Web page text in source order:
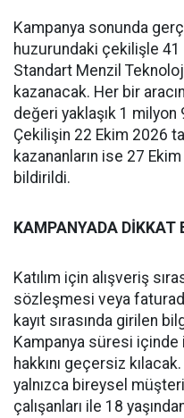
Kampanya sonunda
huzurundaki çekilişle 41
Standart Menzil
kazanacak. Her bir
değeri yaklaşık 1 milyon
Çekilişin 22 Ekim 2026
kazananların ise 27
bildirildi.
KAMPANYADA DİKKAT
Katılım için alışveriş
sözleşmesi veya
kayıt sırasında girilen
Kampanya süresi
hakkını geçersiz
yalnızca bireysel
çalışanları ile 18